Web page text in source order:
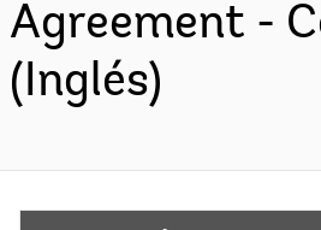
Agreement -
(Inglés)